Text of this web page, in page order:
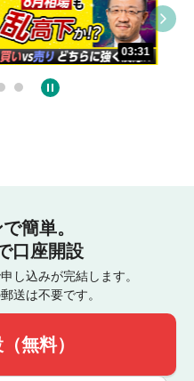
03:31
簡単。
口座開設
し込みが完結します。
送は不要です。
無料）